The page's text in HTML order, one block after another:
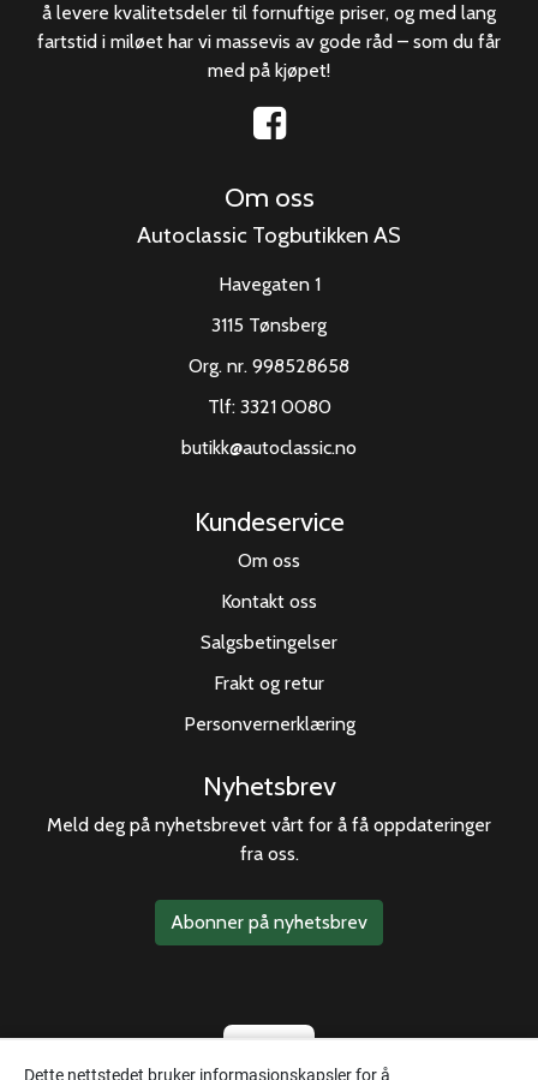
Dette nettstedet bruker informasjonskapsler for å
å levere kvalitetsdeler til fornuftige priser, og med lang
fartstid i miløet har vi massevis av gode råd – som du får
med på kjøpet!
Om oss
Autoclassic Togbutikken AS
Havegaten 1
3115 Tønsberg
Org. nr. 998528658
Tlf: 3321 0080
butikk@autoclassic.no
Kundeservice
Om oss
Kontakt oss
Salgsbetingelser
Frakt og retur
Personvernerklæring
Nyhetsbrev
Meld deg på nyhetsbrevet vårt for å få oppdateringer
fra oss.
Abonner på nyhetsbrev